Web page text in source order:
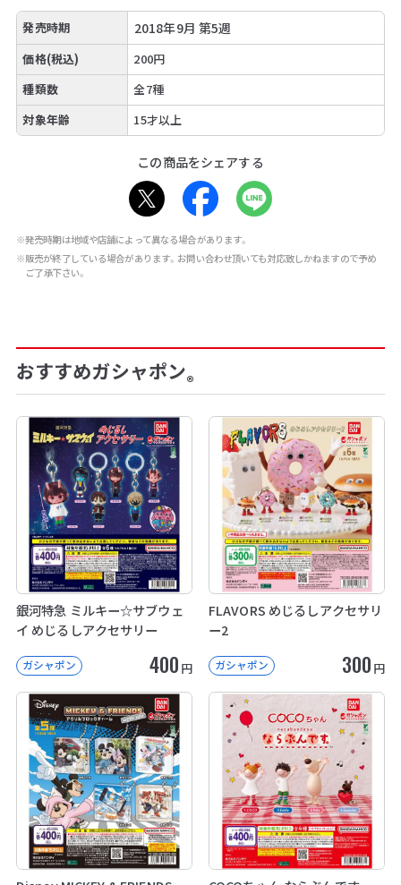
発売時期 2018年9月 第5週
価格(税込)
200円
種類数
全7種
対象年齢
15才以上
この商品をシェアする
※発売時期は地域や店舗によって異なる場合があります。
※販売が終了している場合があります。お問い合わせ頂いても対応致しかねますので予め
ご了承下さい。
おすすめガシャポン®
銀河特急 ミルキー☆サブウェ
イ めじるしアクセサリー
ガシャポン 400 円
FLAVORS めじるしアクセサリ
ー2
ガシャポン 300 円